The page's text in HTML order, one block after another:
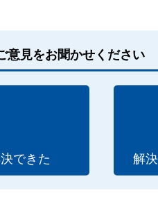
意見をお聞かせください
できた 解